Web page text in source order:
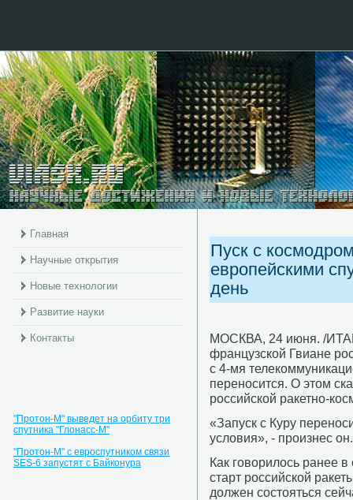
Главная
Научные открытия
Новые технологии
Развитие науки
Контакты
"Протон-М" выведет на орбиту три
спутника "Глонасс-М"
"Протон-М" с евроспутником связи
SES-6 запустят с Байконура
Пуск с
европейскими
день
МОСКВА, 24 июня. /
французской Гвиане
с 4-мя
переносится. О этом
российской ракетно-
«Запуск с Куру
условия», - произнес он.
Как говорилось ранее
старт российской
должен состояться